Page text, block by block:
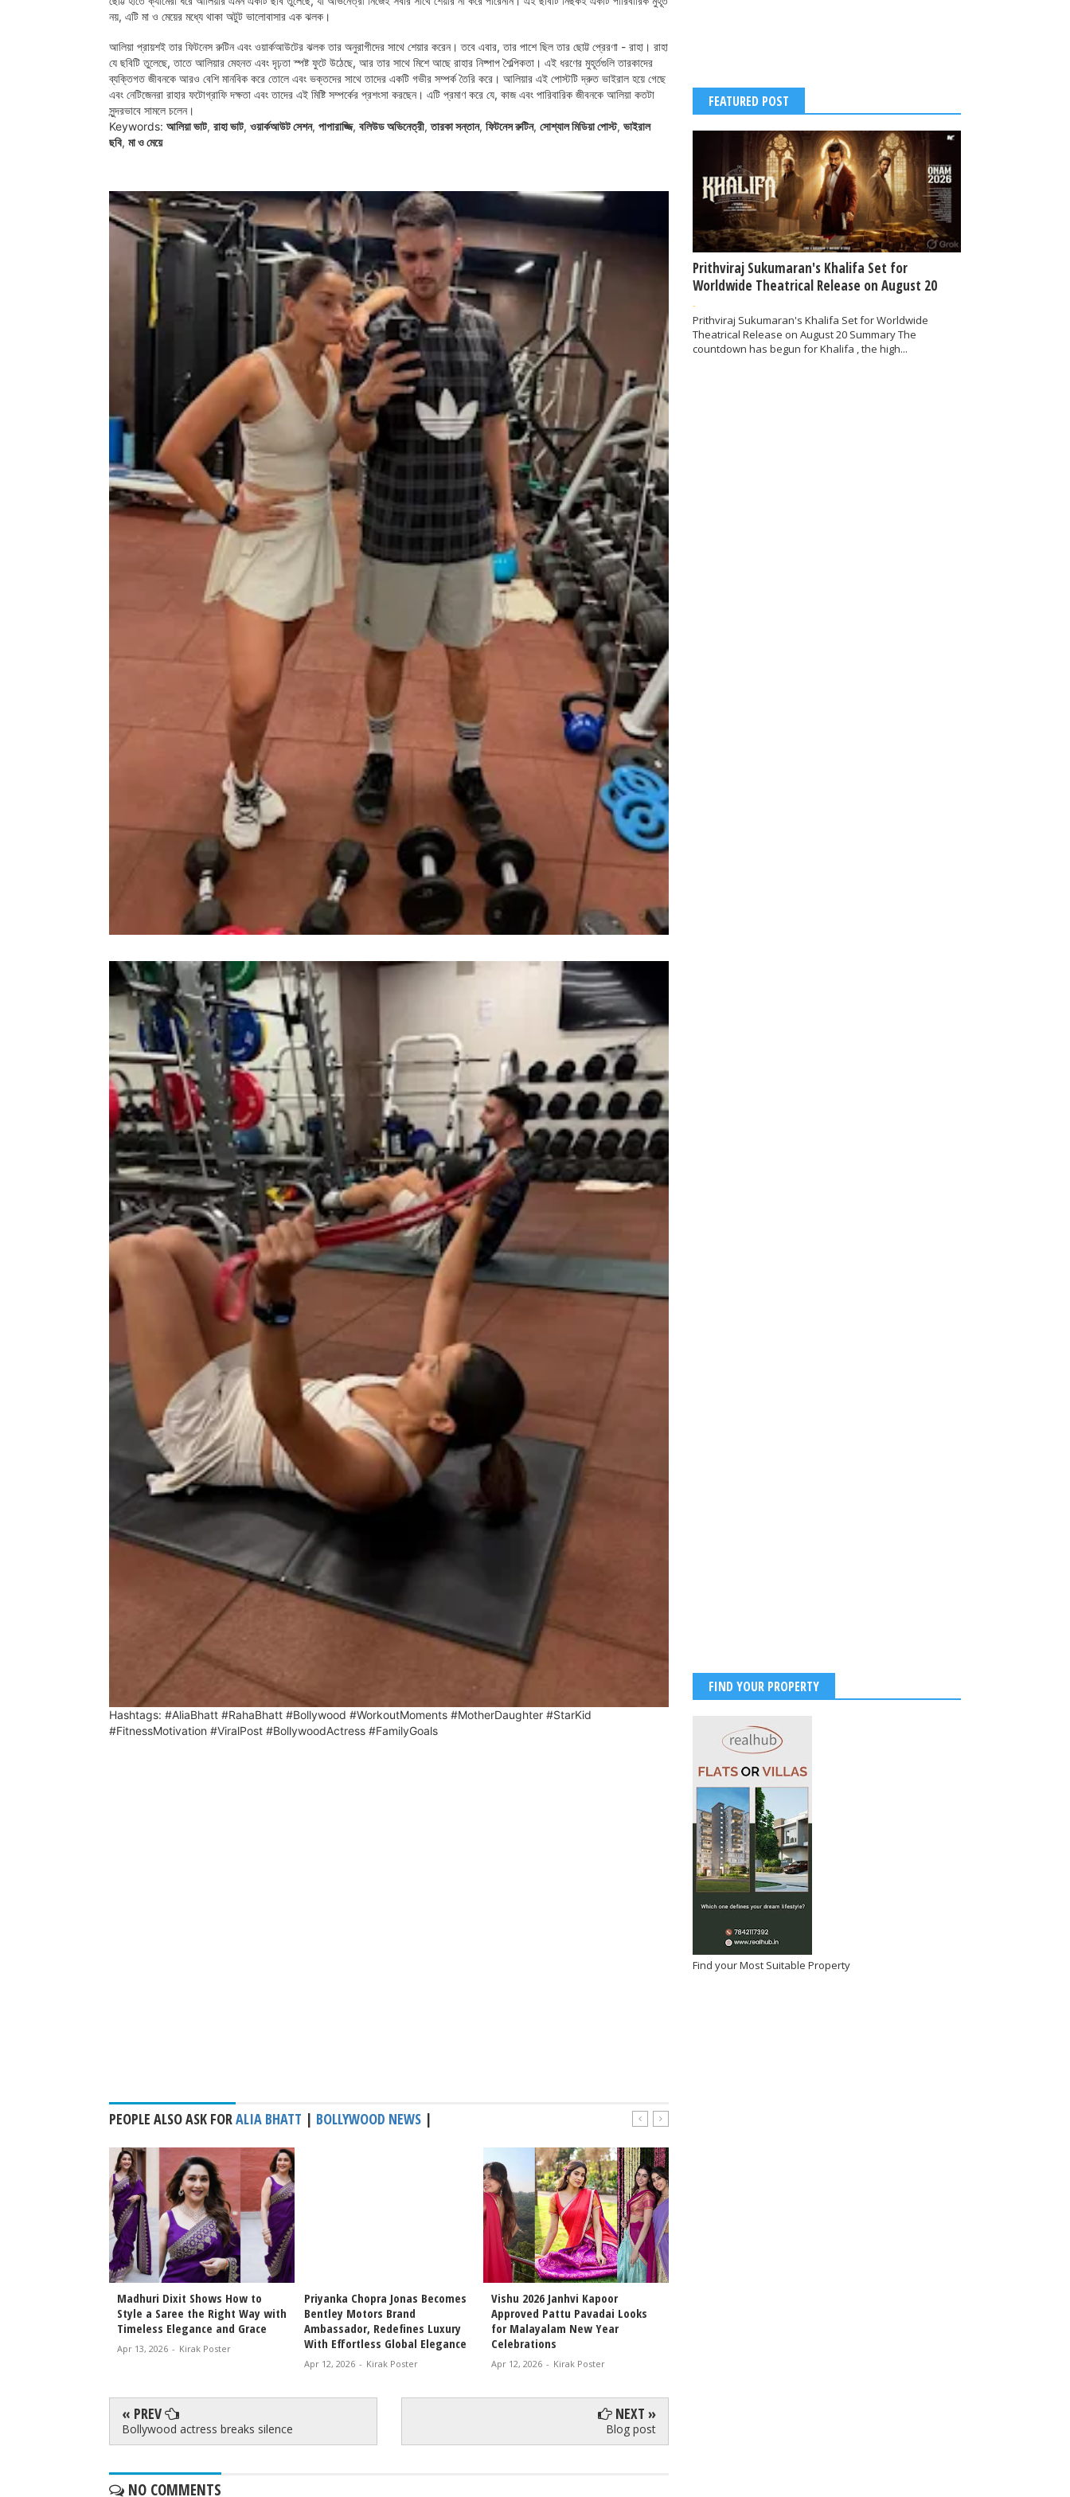
নয়, এটি মা ও মেয়ের মধ্যে থাকা অটুট ভালোবাসার এক ঝলক।
আলিয়া প্রায়শই তার ফিটনেস রুটিন এবং ওয়ার্কআউটের ঝলক তার অনুরাগীদের সাথে শেয়ার করেন। তবে এবার, তার পাশে ছিল তার ছোট্ট প্রেরণা - রাহা। রাহা
যে ছবিটি তুলেছে, তাতে আলিয়ার মেহনত এবং দৃঢ়তা স্পষ্ট ফুটে উঠেছে, আর তার সাথে মিশে আছে রাহার নিষ্পাপ শৈল্পিকতা। এই ধরণের মুহূর্তগুলি তারকাদের
ব্যক্তিগত জীবনকে আরও বেশি মানবিক করে তোলে এবং ভক্তদের সাথে তাদের একটি গভীর সম্পর্ক তৈরি করে। আলিয়ার এই পোস্টটি দ্রুত ভাইরাল হয়ে গেছে
এবং নেটিজেনরা রাহার ফটোগ্রাফি দক্ষতা এবং তাদের এই মিষ্টি সম্পর্কের প্রশংসা করছেন। এটি প্রমাণ করে যে, কাজ এবং পারিবারিক জীবনকে আলিয়া কতটা
সুন্দরভাবে সামলে চলেন।
Keywords: আলিয়া ভাট, রাহা ভাট, ওয়ার্কআউট সেশন, পাপারাজ্জি, বলিউড অভিনেত্রী,তারকা সন্তান, ফিটনেস রুটিন, সোশ্যাল মিডিয়া পোস্ট, ভাইরাল
ছবি, মা ও মেয়ে
Hashtags: #AliaBhatt #RahaBhatt #Bollywood #WorkoutMoments #MotherDaughter #StarKid
#FitnessMotivation #ViralPost #BollywoodActress #FamilyGoals
PEOPLE ALSO ASK FORALIA BHATT | BOLLYWOOD NEWS |
Madhuri Dixit Shows How to
Style a Saree the Right Way with
Timeless Elegance and Grace
Apr 13, 2026 - Kirak Poster
Priyanka Chopra Jonas Becomes
Bentley Motors Brand
Ambassador, Redefines Luxury
With Effortless Global Elegance
Apr 12, 2026 - Kirak Poster
Vishu 2026 Janhvi Kapoor
Approved Pattu Pavadai Looks
for Malayalam New Year
Celebrations
Apr 12, 2026 - Kirak Poster
« PREV
Bollywood actress breaks silence
NEXT »
Blog post
NO COMMENTS
FEATURED POST
Prithviraj Sukumaran's Khalifa Set for
Worldwide Theatrical Release on August 20
-
Prithviraj Sukumaran's Khalifa Set for Worldwide
Theatrical Release on August 20 Summary The
countdown has begun for Khalifa , the high...
FIND YOUR PROPERTY
Find your Most Suitable Property